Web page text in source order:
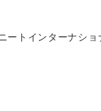
ートインターナショ